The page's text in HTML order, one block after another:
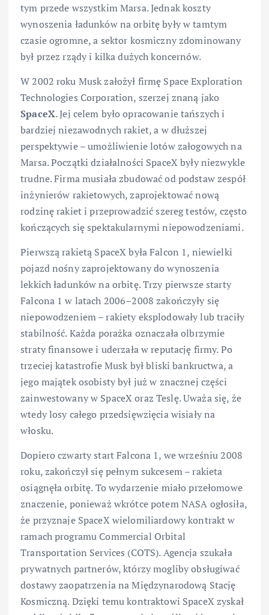
tym przede wszystkim Marsa. Jednak koszty
wynoszenia ładunków na orbitę były w tamtym
czasie ogromne, a sektor kosmiczny zdominowany
był przez rządy i kilka dużych koncernów.
W 2002 roku Musk założył firmę Space Exploration
Technologies Corporation, szerzej znaną jako
SpaceX. Jej celem było opracowanie tańszych i
bardziej niezawodnych rakiet, a w dłuższej
perspektywie – umożliwienie lotów załogowych na
Marsa. Początki działalności SpaceX były niezwykle
trudne. Firma musiała zbudować od podstaw zespół
inżynierów rakietowych, zaprojektować nową
rodzinę rakiet i przeprowadzić szereg testów, często
kończących się spektakularnymi niepowodzeniami.
Pierwszą rakietą SpaceX była Falcon 1, niewielki
pojazd nośny zaprojektowany do wynoszenia
lekkich ładunków na orbitę. Trzy pierwsze starty
Falcona 1 w latach 2006–2008 zakończyły się
niepowodzeniem – rakiety eksplodowały lub traciły
stabilność. Każda porażka oznaczała olbrzymie
straty finansowe i uderzała w reputację firmy. Po
trzeciej katastrofie Musk był bliski bankructwa, a
jego majątek osobisty był już w znacznej części
zainwestowany w SpaceX oraz Teslę. Uważa się, że
wtedy losy całego przedsięwzięcia wisiały na
włosku.
Dopiero czwarty start Falcona 1, we wrześniu 2008
roku, zakończył się pełnym sukcesem – rakieta
osiągnęła orbitę. To wydarzenie miało przełomowe
znaczenie, ponieważ wkrótce potem NASA ogłosiła,
że przyznaje SpaceX wielomiliardowy kontrakt w
ramach programu Commercial Orbital
Transportation Services (COTS). Agencja szukała
prywatnych partnerów, którzy mogliby obsługiwać
dostawy zaopatrzenia na Międzynarodową Stację
Kosmiczną. Dzięki temu kontraktowi SpaceX zyskał